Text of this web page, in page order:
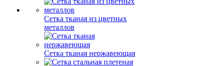
Сетка тканая из цветных
металлов
Сетка тканая нержавеющая